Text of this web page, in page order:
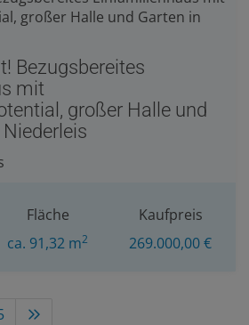
Bezugsbereites
mit
großer Halle und
Fläche
ca. 91,32 m2
Kaufpreis
269.000,00 €